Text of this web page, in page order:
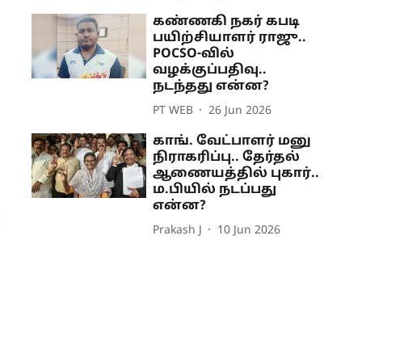
கண்ணகி நகர் கபடி
பயிற்சியாளர் ராஜு..
POCSO-வில்
வழக்குப்பதிவு..
நடந்தது என்ன?
PT WEB 26 Jun 2026
காங். வேட்பாளர் மனு
நிராகரிப்பு.. தேர்தல்
ஆணையத்தில் புகார்..
ம.பியில் நடப்பது
என்ன?
Prakash J 10 Jun 2026